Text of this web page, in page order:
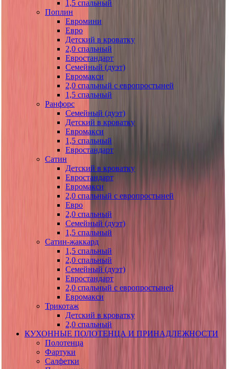
1,5 спальный
Поплин
Евромини
Евро
Детский в кроватку
2,0 спальный
Евростандарт
Семейный (дуэт)
Евромакси
2,0 спальный с европростыней
1,5 спальный
Ранфорс
Семейный (дуэт)
Детский в кроватку
Евромакси
1,5 спальный
Евростандарт
Сатин
Детский в кроватку
Евростандарт
Евромакси
2,0 спальный с европростыней
Евро
2,0 спальный
Семейный (дуэт)
1,5 спальный
Сатин-жаккард
1,5 спальный
2,0 спальный
Семейный (дуэт)
Евростандарт
2,0 спальный с европростыней
Евромакси
Трикотаж
Детский в кроватку
2,0 спальный
КУХОННЫЕ ПОЛОТЕНЦА И ПРИНАДЛЕЖНОСТИ
Полотенца
Фартуки
Салфетки